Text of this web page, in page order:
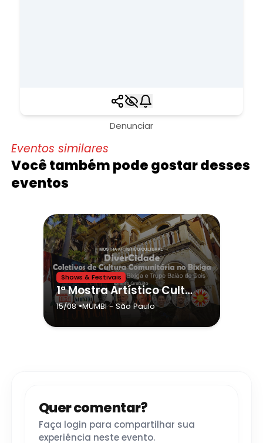
Denunciar
Eventos similares
Você também pode gostar desses
eventos
Shows & Festivais
1ª Mostra Artístico Cultural DiverCidade: Coletivos de Cultura Comunitária no Bixiga (15 de Agosto)
15/08•MUMBI- São Paulo
Quer comentar?
Faça login para compartilhar sua
experiência neste evento.